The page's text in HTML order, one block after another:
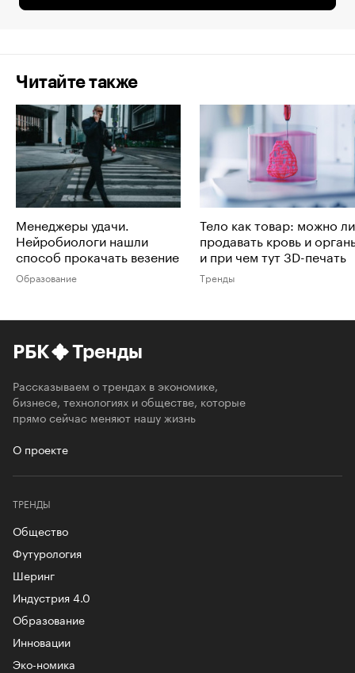
Читайте также
Менеджеры удачи.
Нейробиологи нашли
способ прокачать везение
Образование
Тело как товар: можно ли
продавать кровь и
и при чем тут 3D-печать
Тренды
РБК Тренды
Рассказываем о трендах в экономике,
бизнесе, технологиях и обществе, которые
прямо сейчас меняют нашу жизнь
О проекте
ТРЕНДЫ
Общество
Футурология
Шеринг
Индустрия 4.0
Образование
Инновации
Эко-номика